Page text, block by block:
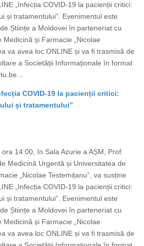
„Infecția COVID-19 la pacienții critici:
și tratamentului”. Evenimentul este
Științe a Moldovei în parteneriat cu
și Farmacie „Nicolae
va avea loc ONLINE și va fi trasmisă de
a Societății Informaționale în format
COVID-19 la pacienții critici:
și tratamentului”
14:00, în Sala Azurie a AȘM, Prof.
Medicină Urgentă și Universitatea de
„Nicolae Testemițanu”, va susține
„Infecția COVID-19 la pacienții critici:
și tratamentului”. Evenimentul este
Științe a Moldovei în parteneriat cu
și Farmacie „Nicolae
va avea loc ONLINE și va fi trasmisă de